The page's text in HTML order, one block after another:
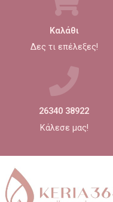
Καλάθι
Δες τι επέλεξες!
26340 38922
Κάλεσε μας!